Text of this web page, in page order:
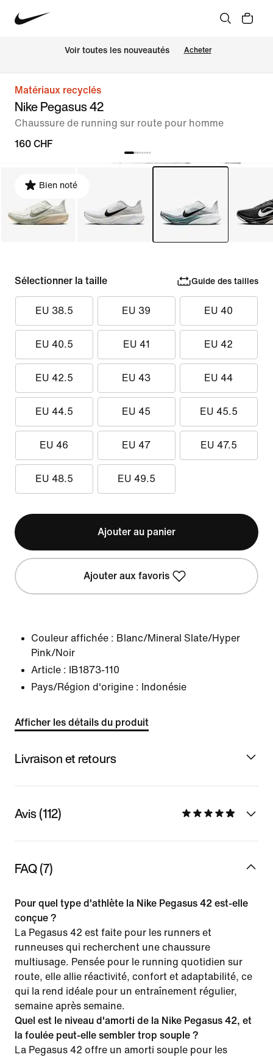
Voir toutes les nouveautés Acheter
Matériaux recyclés
Nike Pegasus 42
Chaussure de running sur route pour homme
160 CHF
Bien noté
Sélectionner la taille Guide des tailles
EU 38.5 EU 39 EU 40
EU 40.5 EU 41 EU 42
EU 42.5 EU 43 EU 44
EU 44.5 EU 45 EU 45.5
EU 46 EU 47 EU 47.5
EU 48.5 EU 49.5
Ajouter au panier
Ajouter aux favoris
Couleur affichée : Blanc/Mineral Slate/Hyper
Pink/Noir
Article :
IB1873-110
Pays/Région d'origine : Indonésie
Afficher les détails du produit
Livraison et retours
Avis (112)
FAQ (7)
Pour quel type d'athlète la Nike Pegasus 42 est-elle
conçue ?
La Pegasus 42 est faite pour les runners et
runneuses qui recherchent une chaussure
multiusage. Pensée pour le running quotidien sur
route, elle allie réactivité, confort et adaptabilité, ce
qui la rend idéale pour un entraînement régulier,
semaine après semaine.
Quel est le niveau d'amorti de la Nike Pegasus 42, et
la foulée peut-elle sembler trop souple ?
La Pegasus 42 offre un amorti souple pour les